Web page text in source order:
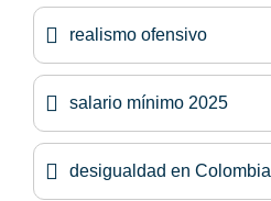
realismo ofensivo
salario mínimo 2025
desigualdad en Colombia